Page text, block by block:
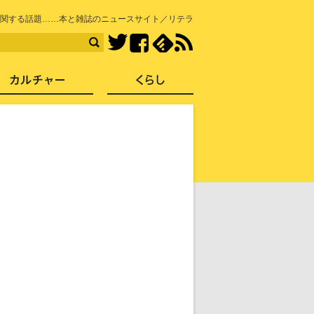
する話題……本と雑誌のニュースサイト／リテラ
TwitterFacebook
社会